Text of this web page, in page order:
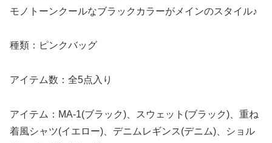
モノトーンクールなブラックカラーがメインのスタイル♪
種類：ピンクバッグ
アイテム数：全5点入り
アイテム：MA-1(ブラック)、スウェット(ブラック)、重ね
着風シャツ(イエロー)、デニムレギンス(デニム)、ショル